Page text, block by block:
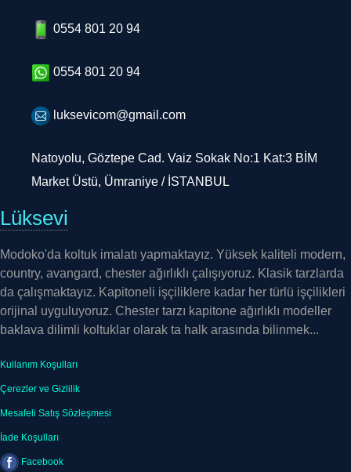
0554 801 20 94
0554 801 20 94
luksevicom@gmail.com
Natoyolu, Göztepe Cad. Vaiz Sokak No:1 Kat:3 BİM
Market Üstü, Ümraniye / İSTANBUL
Lüksevi
Modoko'da koltuk imalatı yapmaktayız. Yüksek kaliteli modern,
country, avangard, chester ağırlıklı çalışıyoruz. Klasik tarzlarda
da çalışmaktayız. Kapitoneli işçiliklere kadar her türlü işçilikleri
orijinal uyguluyoruz. Chester tarzı kapitone ağırlıklı modeller
baklava dilimli koltuklar olarak ta halk arasında bilinmek...
Kullanım Koşulları
Çerezler ve Gizlilik
Mesafeli Satış Sözleşmesi
İade Koşulları
Facebook